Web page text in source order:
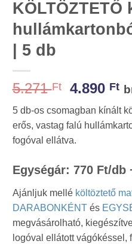
| 5 db
5.271Ft
Original
was:
5.271 Ft.
4.890 Ft
5 db-os csomagban kínált
erős, vastag falú
fogóval ellátva.
Egységár: 770 Ft/db
Ajánljuk mellé költöztető
DARABONKÉNTés
megvásárolható,
logóval ellátott